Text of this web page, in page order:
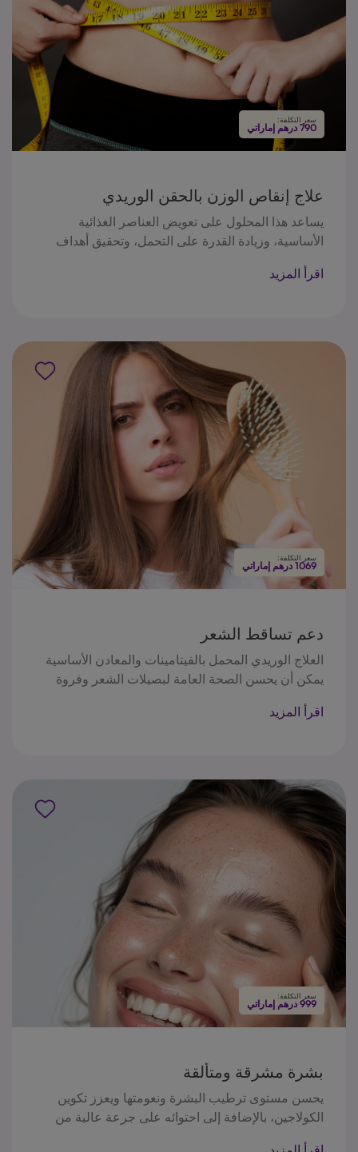
سعر التكلفة:
790 درهم إماراتي
علاج إنقاص الوزن بالحقن الوريدي
يساعد هذا المحلول على تعويض العناصر الغذائية
الأساسية، وزيادة القدرة على التحمل، وتحقيق أهداف
اقرأ المزيد
سعر التكلفة:
1069 درهم إماراتي
دعم تساقط الشعر
العلاج الوريدي المحمل بالفيتامينات والمعادن الأساسية
يمكن أن يحسن الصحة العامة لبصيلات الشعر وفروة
بصيلات الشعر
اقرأ المزيد
سعر التكلفة:
999 درهم إماراتي
بشرة مشرقة ومتألقة
يحسن مستوى ترطيب البشرة ونعومتها ويعزز تكوين
الكولاجين، بالإضافة إلى احتوائه على جرعة عالية من